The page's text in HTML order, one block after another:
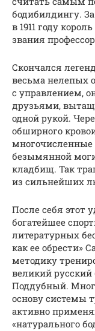
бодибилдингу.
в 1911 году
звания
Скончался
весьма нелепых
с управлением,
друзьями,
одной рукой.
обширного
многочисленные
безымянной
кладбищ. Так
из сильнейших
После себя этот
богатейшее
литературных
как ее обрести»
методику
великий
Поддубный.
основу системы
активно
«натурального